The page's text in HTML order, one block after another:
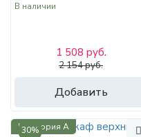
В наличии
Добавить
1 508 руб.
2 154 руб.
Категория А
30%